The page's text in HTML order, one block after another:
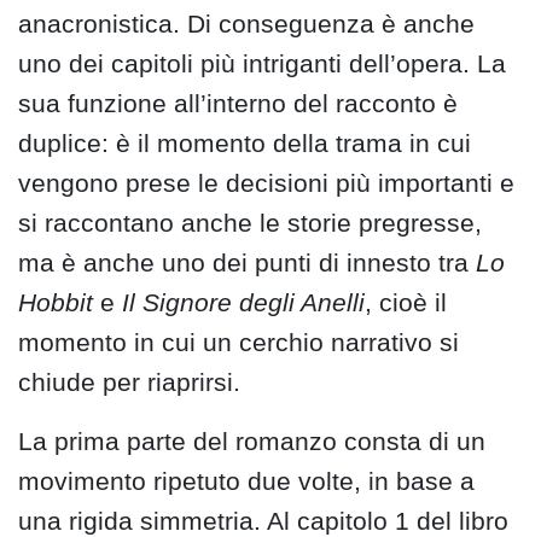
anacronistica. Di conseguenza è anche
uno dei capitoli più intriganti dell’opera. La
sua funzione all’interno del racconto è
duplice: è il momento della trama in cui
vengono prese le decisioni più importanti e
si raccontano anche le storie pregresse,
ma è anche uno dei punti di innesto tra Lo
Hobbite Il Signore degli Anelli, cioè il
momento in cui un cerchio narrativo si
chiude per riaprirsi.
La prima parte del romanzo consta di un
movimento ripetuto due volte, in base a
una rigida simmetria. Al capitolo 1 del libro